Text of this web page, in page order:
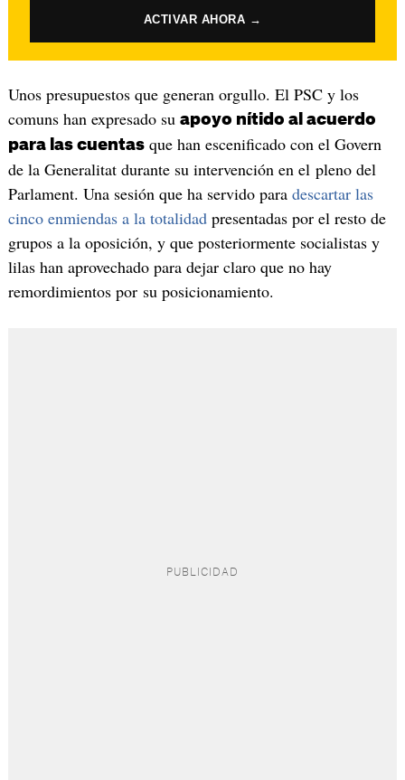
ACTIVAR AHORA →
Unos presupuestos que generan orgullo. El PSC y los
comuns han expresado su apoyo nítido al acuerdo
para las cuentasque han escenificado con el Govern
de la Generalitat durante su intervención en el pleno del
Parlament. Una sesión que ha servido para descartar las
cinco enmiendas a la totalidadpresentadas por el resto de
grupos a la oposición, y que posteriormente socialistas y
lilas han aprovechado para dejar claro que no hay
remordimientos por su posicionamiento.